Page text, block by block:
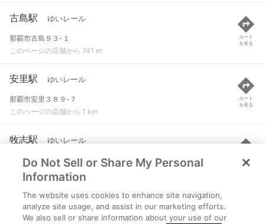
古島駅 ゆいレール
那覇市古島９３-１
このページの店舗から 741 m
ルート
を見る
安里駅 ゆいレール
那覇市安里３８９-７
このページの店舗から 1 km
ルート
を見る
牧志駅 ゆいレール
那覇市牧志３-２７２-５
このページの店舗から 1.1 km
ルート
を見る
市立病院前駅 ゆいレール
那覇市古島１７２-２
Do Not Sell or Share My Personal
Information
The website uses cookies to enhance site navigation,
analyze site usage, and assist in our marketing efforts.
We also sell or share information about your use of our